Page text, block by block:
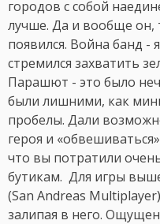
городов с собой
лучше. Да и вообще он,
появился. Война банд -
стремился захватить
Парашют - это было
были лишними, как
пробелы. Дали
героя и
что вы потратили
бутикам. Для игры
(San Andreas
залипая в него.